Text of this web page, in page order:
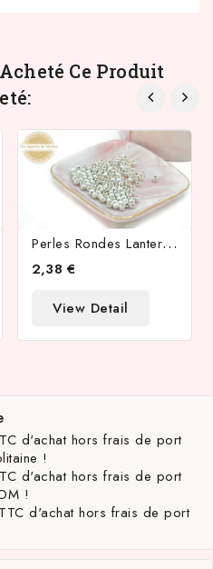
Ce Produit
P
Erles Rondes Lanternes 4mm En Zamak Platine
2,38 €
View Detail
d'achat hors frais de port
!
d'achat hors frais de port
!
d'achat hors frais de port